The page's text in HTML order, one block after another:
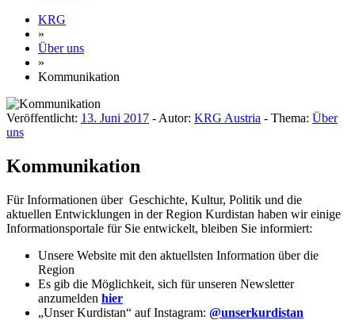
KRG
»
Über uns
»
Kommunikation
Veröffentlicht: 13. Juni 2017 - Autor: KRG Austria - Thema: Über
uns
Kommunikation
Für Informationen über Geschichte, Kultur, Politik und die
aktuellen Entwicklungen in der Region Kurdistan haben wir einige
Informationsportale für Sie entwickelt, bleiben Sie informiert:
Unsere Website mit den aktuellsten Information über die
Region
Es gib die Möglichkeit, sich für unseren Newsletter
anzumelden hier
„Unser Kurdistan“ auf Instagram: @unserkurdistan